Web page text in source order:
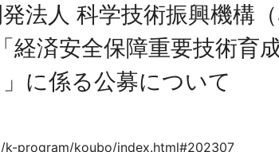
援事
戦略的研究拠点形成支援経費（大学主
若手研究者育成経費
緊急支援研究費
【～2023年度採択課題】研究拠点形成
【～2023年度採択課題】教育研究緊急
法人 科学技術振興機構（
経済安全保障重要技術育
に係る公募について
program/koubo/index.html#202307